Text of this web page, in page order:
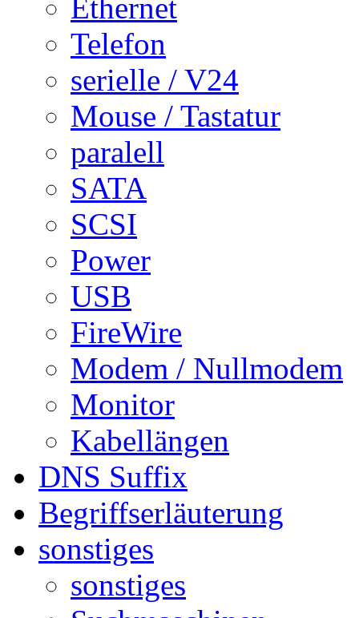
Ethernet
Telefon
serielle / V24
Mouse / Tastatur
paralell
SATA
SCSI
Power
USB
FireWire
Modem / Nullmodem
Monitor
Kabellängen
DNS Suffix
Begriffserläuterung
sonstiges
sonstiges